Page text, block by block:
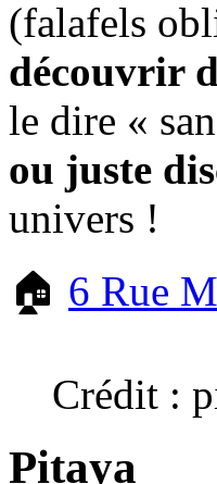
(falafels
découvrir
le dire «
ou juste
univers !
🏠 6 Rue
Crédit :
Pitaya